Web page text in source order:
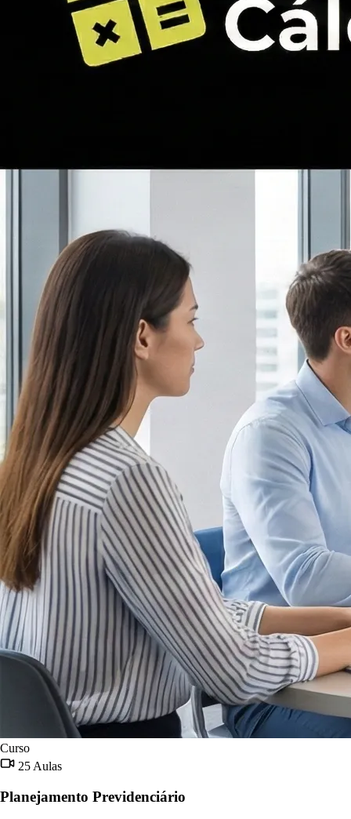
Curso
25 Aulas
Planejamento Previdenciário